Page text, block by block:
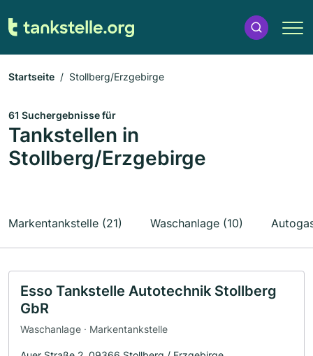
Startseite Stollberg/Erzgebirge
61 Suchergebnisse für
Tankstellen in
Stollberg/Erzgebirge
Markentankstelle (21) Waschanlage (10)
Esso Tankstelle Autotechnik Stollberg
GbR
Waschanlage · Markentankstelle